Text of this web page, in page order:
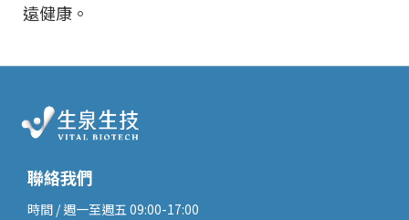
遠健康。
聯絡我們
時間 / 週一至週五 09:00-17:00